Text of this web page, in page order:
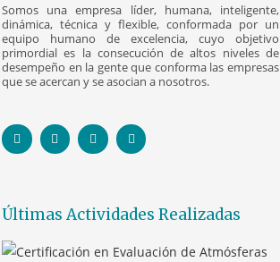
Somos una empresa líder, humana, inteligente,
dinámica, técnica y flexible, conformada por un
equipo humano de excelencia, cuyo objetivo
primordial es la consecución de altos niveles de
desempeño en la gente que conforma las empresas
que se acercan y se asocian a nosotros.
Últimas Actividades Realizadas